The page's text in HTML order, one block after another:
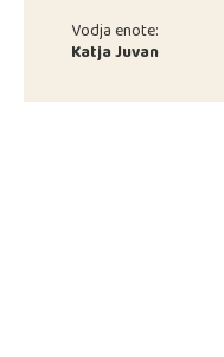
Vodja enote:
Katja Juvan